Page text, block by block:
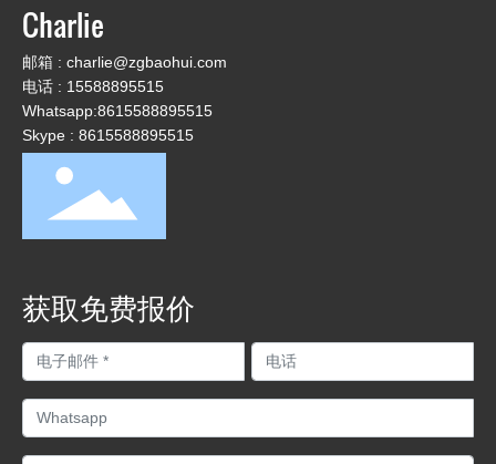
Charlie
邮箱 : charlie@zgbaohui.com
电话 : 15588895515
Whatsapp:8615588895515
Skype : 8615588895515
获取免费报价